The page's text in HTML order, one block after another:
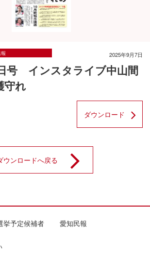
2025年9月7日
号 インスタライブ中山間
守れ
ダウンロード
ウンロードへ戻る
挙予定候補者 愛知民報